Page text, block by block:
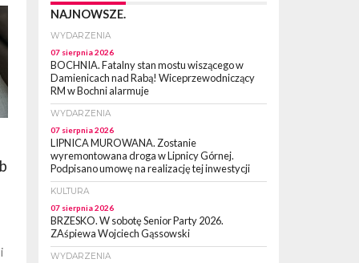
NAJNOWSZE.
WYDARZENIA
07 sierpnia 2026
BOCHNIA. Fatalny stan mostu wiszącego w
Damienicach nad Rabą! Wiceprzewodniczący
RM w Bochni alarmuje
WYDARZENIA
07 sierpnia 2026
LIPNICA MUROWANA. Zostanie
wyremontowana droga w Lipnicy Górnej.
Podpisano umowę na realizację tej inwestycji
KULTURA
07 sierpnia 2026
BRZESKO. W sobotę Senior Party 2026.
ZAśpiewa Wojciech Gąssowski
WYDARZENIA